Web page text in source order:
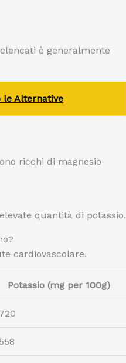
è generalmente
le Alternative
ricchi di magnesio
quantità di potassio.
cardiovascolare.
Potassio (mg per 100g)
720
558